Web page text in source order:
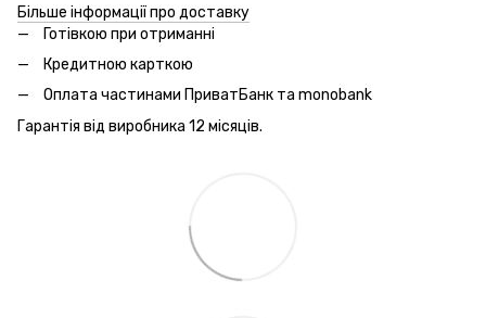
Більше інформації про доставку
Готівкою при отриманні
Кредитною карткою
Оплата частинами ПриватБанк та monobank
Гарантія від виробника 12 місяців.